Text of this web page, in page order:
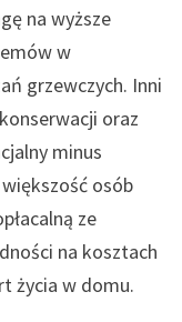
na wyższe
w
grzewczych. Inni
oraz
minus
osób
ze
na kosztach
życia w domu.